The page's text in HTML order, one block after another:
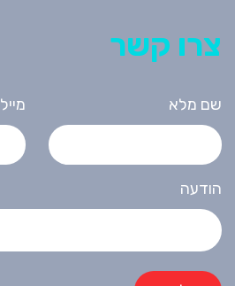
צרו קשר
שם מלא מייל
הודעה